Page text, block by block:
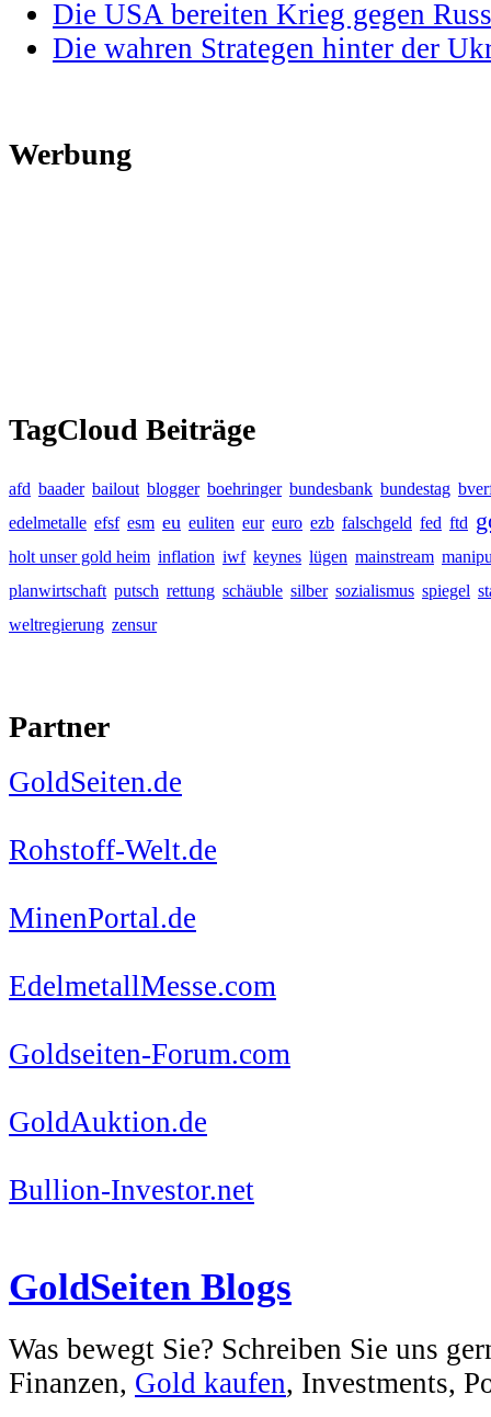
Die USA bereiten Krieg gegen
Die wahren Strategen hinter der
Werbung
TagCloud Beiträge
afd baader bailout blogger boehringer bundesbank bundestag
edelmetalle efsf esm eu euliten eur euro ezb falschgeld fed ftd
holt unser gold heim inflation iwf keynes lügen mainstream
planwirtschaft putsch rettung schäuble silber sozialismus spiegel
weltregierung zensur
Partner
GoldSeiten.de
Rohstoff-Welt.de
MinenPortal.de
EdelmetallMesse.com
Goldseiten-Forum.com
GoldAuktion.de
Bullion-Investor.net
GoldSeiten Blogs
Was bewegt Sie? Schreiben Sie uns
Finanzen, Gold kaufen, Investments,